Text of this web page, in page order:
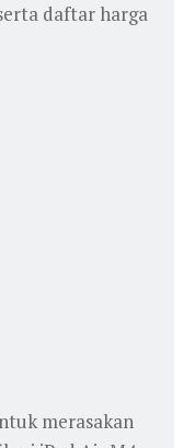
daftar harga
merasakan